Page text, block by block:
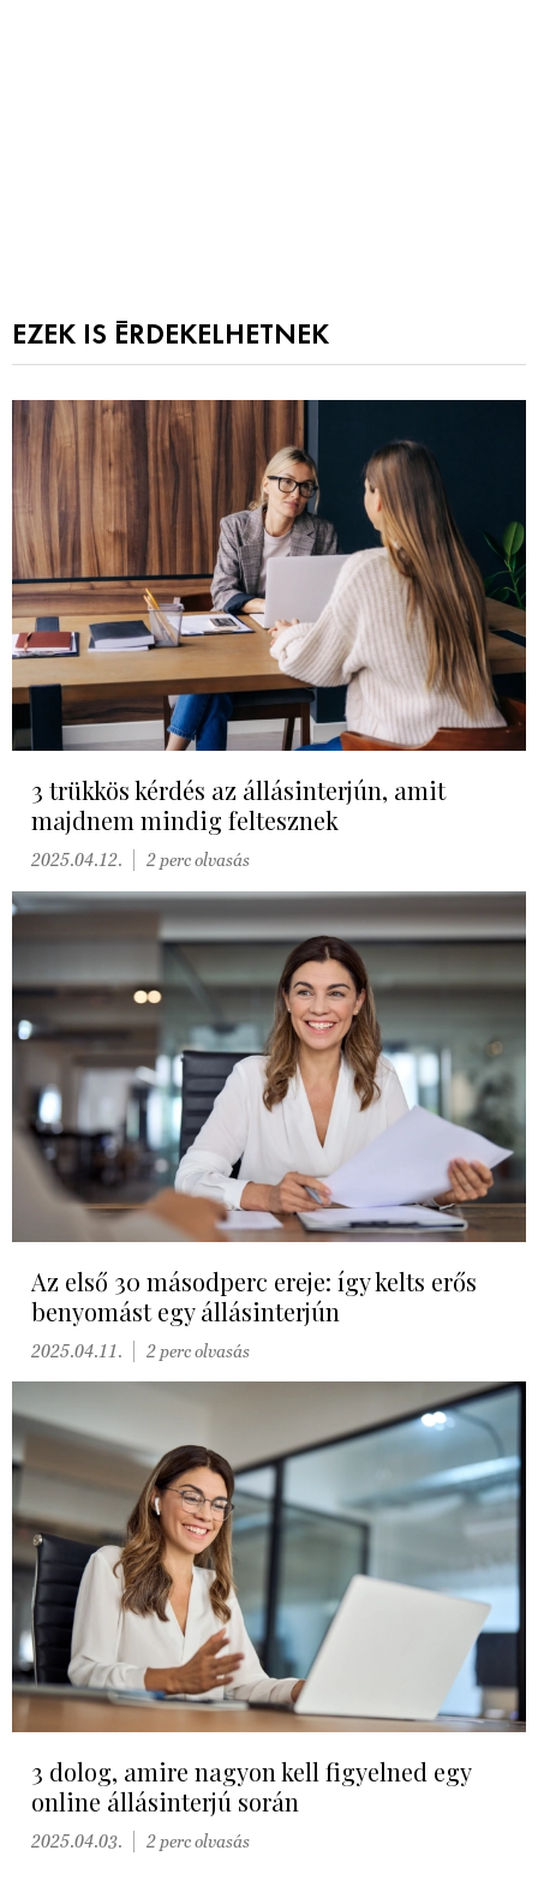
EZEK IS ÉRDEKELHETNEK
3 trükkös kérdés az állásinterjún, amit
majdnem mindig feltesznek
2025.04.12. 2 perc olvasás
Az első 30 másodperc ereje: így kelts erős
benyomást egy állásinterjún
2025.04.11. 2 perc olvasás
3 dolog, amire nagyon kell figyelned egy
online állásinterjú során
2025.04.03. 2 perc olvasás